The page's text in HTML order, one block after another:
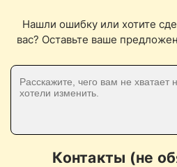
Нашли ошибку или хотите
вас? Оставьте ваше
Контакты (не